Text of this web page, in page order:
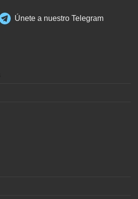
Únete a nuestro Telegram